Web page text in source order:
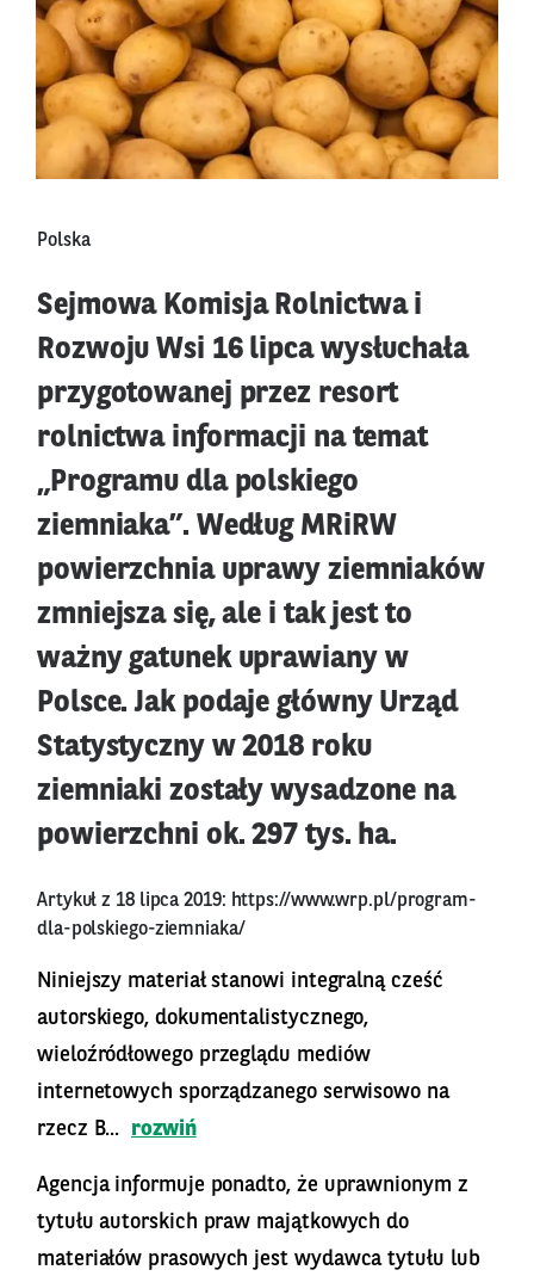
Polska
Sejmowa Komisja Rolnictwa i
Rozwoju Wsi 16 lipca wysłuchała
przygotowanej przez resort
rolnictwa informacji na temat
„Programu dla polskiego
ziemniaka”. Według MRiRW
powierzchnia uprawy ziemniaków
zmniejsza się, ale i tak jest to
ważny gatunek uprawiany w
Polsce. Jak podaje główny Urząd
Statystyczny w 2018 roku
ziemniaki zostały wysadzone na
powierzchni ok. 297 tys. ha.
Artykuł z 18 lipca 2019: https://www.wrp.pl/program-
dla-polskiego-ziemniaka/
Niniejszy materiał stanowi integralną cześć
autorskiego, dokumentalistycznego,
wieloźródłowego przeglądu mediów
internetowych sporządzanego serwisowo na
rzecz B...
rozwiń
Agencja informuje ponadto, że uprawnionym z
tytułu autorskich praw majątkowych do
materiałów prasowych jest wydawca tytułu lub